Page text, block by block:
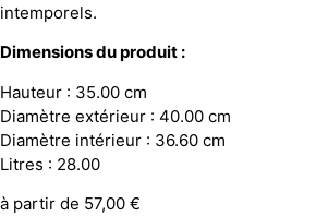
intemporels.
Dimensions du produit :
Hauteur : 35.00 cm
Diamètre extérieur : 40.00 cm
Diamètre intérieur : 36.60 cm
Litres : 28.00
à partir de 57,00 €